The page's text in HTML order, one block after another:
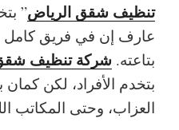
تنظيف شقق الرياض”
عارف إن في فريق كامل
بتاعته. شركة تنظيف
بتخدم الأفراد، لكن كمان
العزاب، وحتى المكاتب